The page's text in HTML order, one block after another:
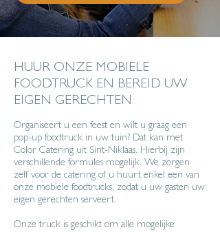
HUUR ONZE MOBIELE
FOODTRUCK EN BEREID UW
EIGEN GERECHTEN
Organiseert u een feest en wilt u graag een
pop-up foodtruck in uw tuin? Dat kan met
Color Catering uit Sint-Niklaas. Hierbij zijn
verschillende formules mogelijk. We zorgen
zelf voor de catering of u huurt enkel een van
onze mobiele foodtrucks, zodat u uw gasten uw
eigen gerechten serveert.
Onze truck is geschikt om alle mogelijke